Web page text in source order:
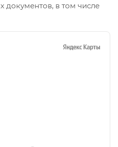
документов, в том числе